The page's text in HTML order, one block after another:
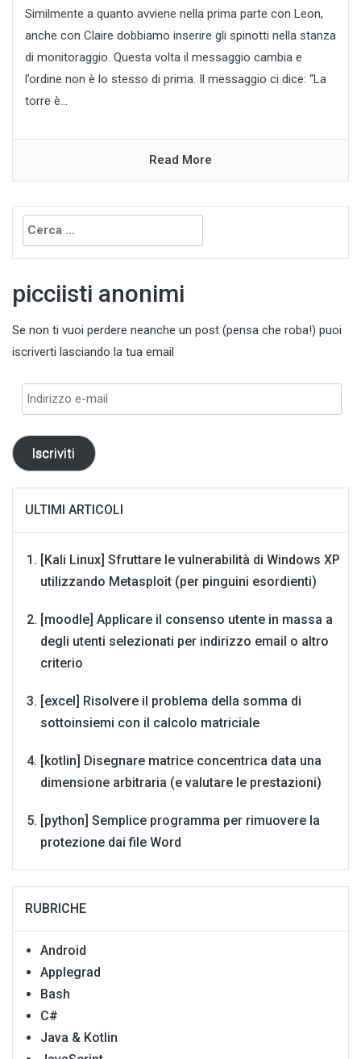
Similmente a quanto avviene nella prima parte con Leon,
anche con Claire dobbiamo inserire gli spinotti nella stanza
di monitoraggio. Questa volta il messaggio cambia e
l’ordine non è lo stesso di prima. Il messaggio ci dice: “La
torre è...
Read More
Ricerca
per:
picciisti anonimi
Se non ti vuoi perdere neanche un post (pensa che roba!) puoi
iscriverti lasciando la tua email
Indirizzo
Iscriviti
ULTIMI ARTICOLI
[Kali Linux] Sfruttare le vulnerabilità di Windows XP
utilizzando Metasploit (per pinguini esordienti)
[moodle] Applicare il consenso utente in massa a
degli utenti selezionati per indirizzo email o altro
criterio
[excel] Risolvere il problema della somma di
sottoinsiemi con il calcolo matriciale
[kotlin] Disegnare matrice concentrica data una
dimensione arbitraria (e valutare le prestazioni)
[python] Semplice programma per rimuovere la
protezione dai file Word
RUBRICHE
Android
Applegrad
Bash
C#
Java & Kotlin